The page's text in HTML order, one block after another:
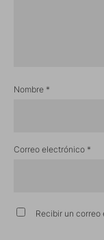
Nombre *
Correo electrónico *
Recibir un correo